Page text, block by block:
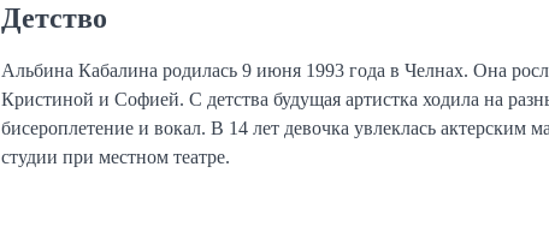
Детство
Альбина Кабалина родилась 9 июня 1993 года в Челнах. Она
Кристиной и Софией. С детства будущая артистка ходила на
бисероплетение и вокал. В 14 лет девочка увлеклась актерским
студии при местном театре.